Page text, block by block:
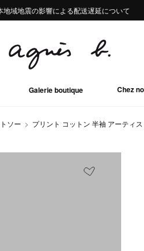
地域地震の影響による配送遅延について
Summer Sale 2buy10%OFF!!
地域地震の影響による配送遅延について
Summer Sale 2buy10%OFF!!
Galerie boutique Chez
ソー プリント コットン 半袖 アーティ